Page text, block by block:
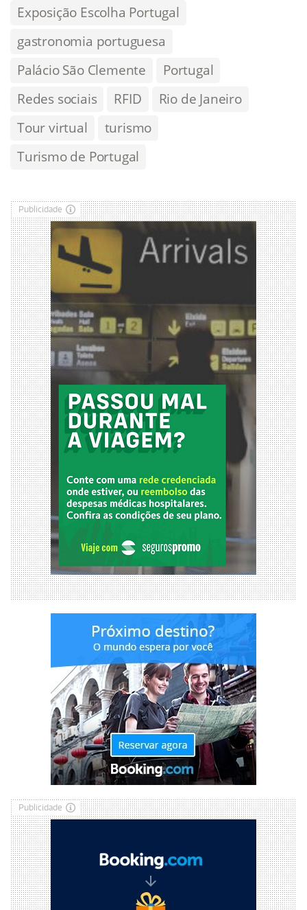
Exposição Escolha Portugal
gastronomia portuguesa
Palácio São Clemente
Portugal
Redes sociais
RFID
Rio de Janeiro
Tour virtual
turismo
Turismo de Portugal
Publicidade
Publicidade